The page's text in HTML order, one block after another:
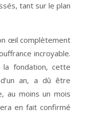
tant sur le plan
œil complètement
incroyable.
la fondation, cette
an, a dû être
au moins un mois
en fait confirmé